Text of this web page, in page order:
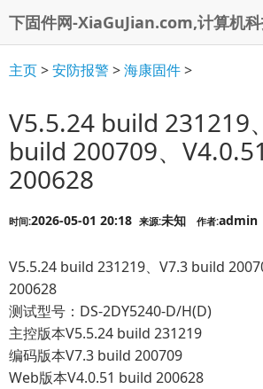
下固件网-XiaGuJian.com,计算机
主页>安防报警>海康固件>
V5.5.24 build 231219
build 200709、
200628
时间:2026-05-01 20:18 来源:未知 作者:admin
V5.5.24 build 231219、V7.3 build
200628
测试型号：DS-2DY5240-D/H(D)
主控版本V5.5.24 build 231219
编码版本V7.3 build 200709
Web版本V4.0.51 build 200628